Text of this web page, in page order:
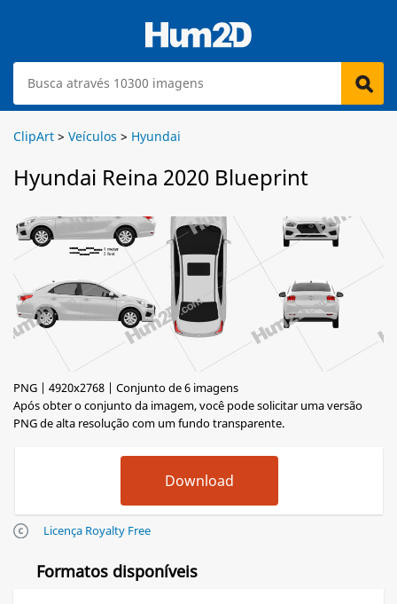
ClipArt > Veículos > Hyundai
Hyundai Reina 2020 Blueprint
PNG | 4920x2768 | Conjunto de 6 imagens
Após obter o conjunto da imagem, você pode solicitar uma versão
PNG de alta resolução com um fundo transparente.
Licença Royalty Free
Formatos disponíveis